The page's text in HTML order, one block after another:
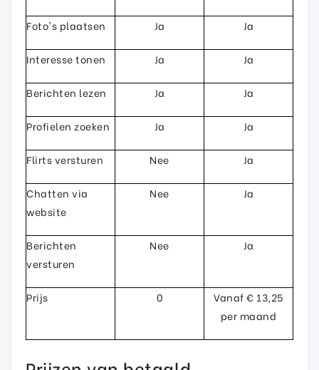
Foto's plaatsen Ja Ja
Interesse tonen Ja Ja
Berichten lezen Ja Ja
Profielen zoeken Ja Ja
Flirts versturen Nee Ja
Chatten via
website
Nee Ja
Berichten
versturen
Nee Ja
Prijs 0
Vanaf € 13,25
per maand